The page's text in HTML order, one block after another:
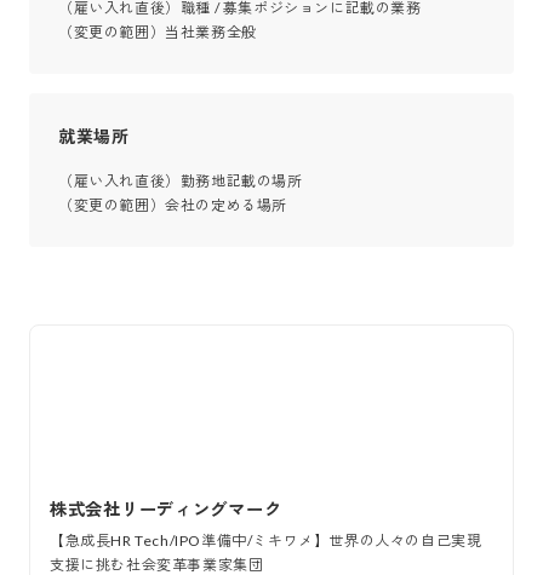
（雇い入れ直後）職種 / 募集ポジションに記載の業務
（変更の範囲）当社業務全般
就業場所
（雇い入れ直後）勤務地記載の場所
（変更の範囲）会社の定める場所
株式会社リーディングマーク
【急成長HR Tech/IPO準備中/ミキワメ】世界の人々の自己実現
支援に挑む社会変革事業家集団